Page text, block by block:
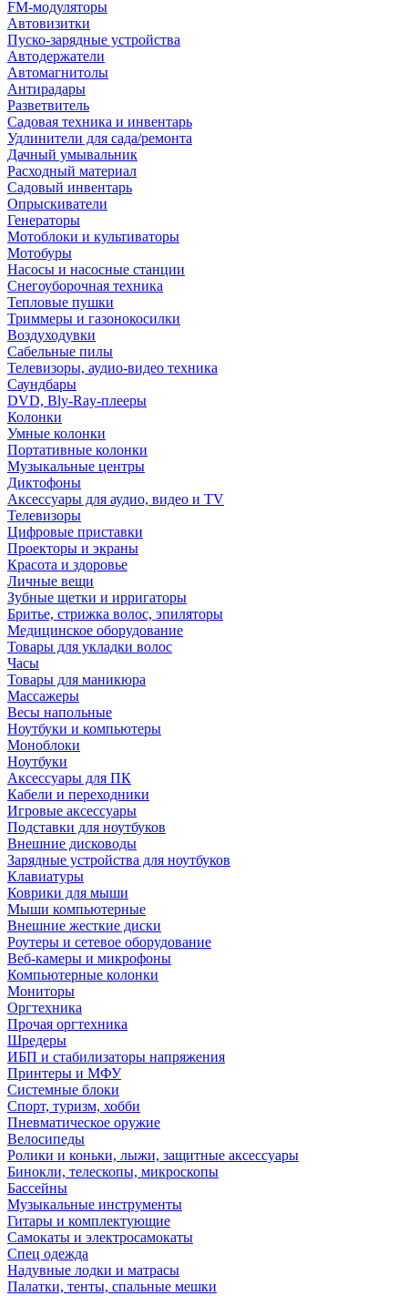
FM-модуляторы
Автовизитки
Пуско-зарядные устройства
Автодержатели
Автомагнитолы
Антирадары
Разветвитель
Садовая техника и инвентарь
Удлинители для сада/ремонта
Дачный умывальник
Расходный материал
Садовый инвентарь
Опрыскиватели
Генераторы
Мотоблоки и культиваторы
Мотобуры
Насосы и насосные станции
Снегоуборочная техника
Тепловые пушки
Триммеры и газонокосилки
Воздуходувки
Сабельные пилы
Телевизоры, аудио-видео техника
Саундбары
DVD, Bly-Ray-плееры
Колонки
Умные колонки
Портативные колонки
Музыкальные центры
Диктофоны
Аксессуары для аудио, видео и TV
Телевизоры
Цифровые приставки
Проекторы и экраны
Красота и здоровье
Личные вещи
Зубные щетки и ирригаторы
Бритье, стрижка волос, эпиляторы
Медицинское оборудование
Товары для укладки волос
Часы
Товары для маникюра
Массажеры
Весы напольные
Ноутбуки и компьютеры
Моноблоки
Ноутбуки
Аксессуары для ПК
Кабели и переходники
Игровые аксессуары
Подставки для ноутбуков
Внешние дисководы
Зарядные устройства для ноутбуков
Клавиатуры
Коврики для мыши
Мыши компьютерные
Внешние жесткие диски
Роутеры и сетевое оборудование
Веб-камеры и микрофоны
Компьютерные колонки
Мониторы
Оргтехника
Прочая оргтехника
Шредеры
ИБП и стабилизаторы напряжения
Принтеры и МФУ
Системные блоки
Спорт, туризм, хобби
Пневматическое оружие
Велосипеды
Ролики и коньки, лыжи, защитные аксессуары
Бинокли, телескопы, микроскопы
Бассейны
Музыкальные инструменты
Гитары и комплектующие
Самокаты и электросамокаты
Спец одежда
Надувные лодки и матрасы
Палатки, тенты, спальные мешки